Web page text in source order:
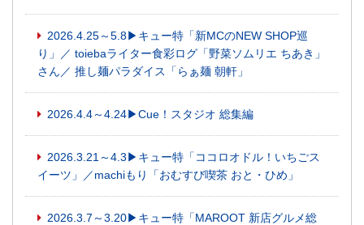
2026.4.25～5.8▶キュー特「新MCのNEW SHOP巡
り」／ toiebaライター食彩ログ「野菜ソムリエ ちあき」
さん／ 推し麺パラダイス「らぁ麺 朝軒」
2026.4.4～4.24▶Cue！スタジオ 総集編
2026.3.21～4.3▶キュー特「ココロオドル！いちごス
イーツ」／machiもり「おむすび喫茶 おと・ひめ」
2026.3.7～3.20▶キュー特「MAROOT 新店グルメ総